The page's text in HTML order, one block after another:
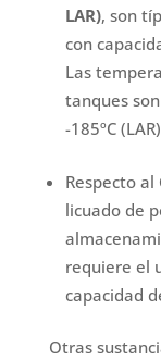
LAR), son
con
Las
tanques son
-185ºC
Respecto al
licuado de
requiere el
capacidad
Otras